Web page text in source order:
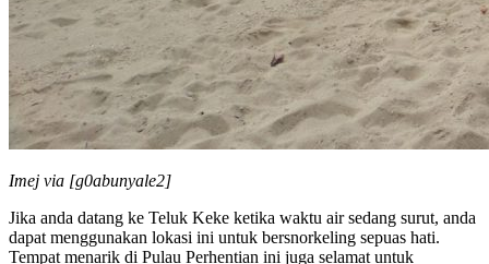
Imej via [g0abunyale2]
Jika anda datang ke Teluk Keke ketika waktu air sedang surut, anda
dapat menggunakan lokasi ini untuk bersnorkeling sepuas hati.
Tempat menarik di Pulau Perhentian ini juga selamat untuk